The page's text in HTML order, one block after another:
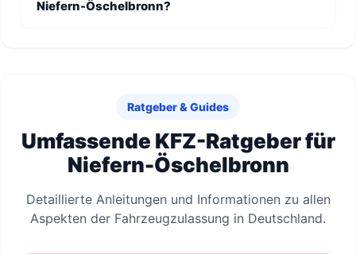
Niefern-Öschelbronn?
Ratgeber & Guides
Umfassende KFZ-Ratgeber für
Niefern-Öschelbronn
Detaillierte Anleitungen und Informationen zu allen
Aspekten der Fahrzeugzulassung in Deutschland.